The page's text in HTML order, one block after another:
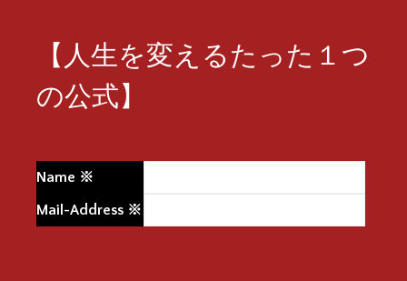
【人生を変えるたった１つ
の公式】
Name ※
Mail-Address ※